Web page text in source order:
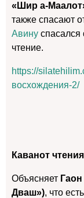
«Шир а-
также спасают
Авину спасался
чтение.
https://
восхождения-2/
Каванот
Объясняет
Дваш»), что